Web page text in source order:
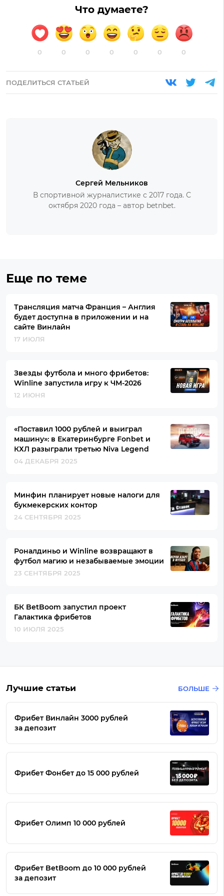
Что думаете?
0 0 0 0 0 0 0
ПОДЕЛИТЬСЯ СТАТЬЕЙ
Сергей Мельников
В спортивной журналистике с 2017 года. С
октября 2020 года – автор betnbet.
Еще по теме
Трансляция матча Франция – Англия
будет доступна в приложении и на
сайте Винлайн
17 ИЮЛЯ
Звезды футбола и много фрибетов:
Winline запустила игру к ЧМ-2026
12 ИЮНЯ
«Поставил 1000 рублей и выиграл
машину»: в Екатеринбурге Fonbet и
КХЛ разыграли третью Niva Legend
04 ДЕКАБРЯ 2025
Минфин планирует новые налоги для
букмекерских контор
24 СЕНТЯБРЯ 2025
Роналдиньо и Winline возвращают в
футбол магию и незабываемые эмоции
23 СЕНТЯБРЯ 2025
БК BetBoom запустил проект
Галактика фрибетов
10 ИЮЛЯ 2025
Лучшие статьи БОЛЬШЕ
Фрибет Винлайн 3000 рублей
за депозит
Фрибет Фонбет до 15 000 рублей
Фрибет Олимп 10 000 рублей
Фрибет BetBoom до 10 000 рублей
за депозит